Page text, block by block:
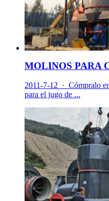
MOLINOS PARA
2011-7-12 · Cómpralo
para el jugo de ...